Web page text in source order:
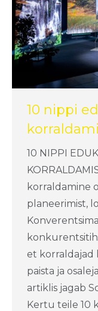
10 nippi
10 NIPPI
korraldamine
planeerimist,
et korraldajad
paista ja
artiklis jagab
Kertu teile 10